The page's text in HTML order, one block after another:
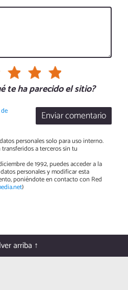
te ha parecido el sitio?
Enviar comentario
personales solo para uso interno.
a terceros sin tu
de 1992, puedes acceder a la
personales y modificar esta
poniéndote en contacto con Red
)
arriba ↑